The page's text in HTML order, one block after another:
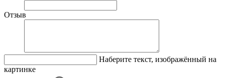
Отзыв
Наберите текст, изображённый на
картинке